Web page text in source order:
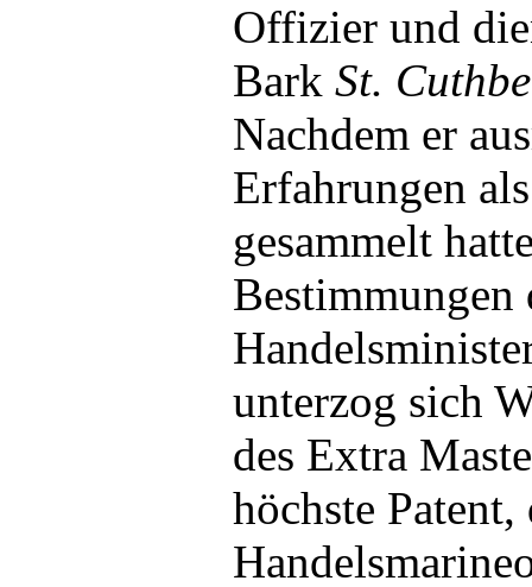
Offizier und
Bark St.
Nachdem er
Erfahrungen
gesammelt
Bestimmungen
unterzog sich
des Extra
höchste Patent,